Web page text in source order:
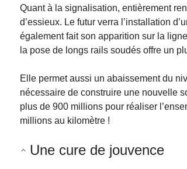
Quant à la signalisation, entièrement
d’essieux. Le futur verra l’installation
également fait son apparition sur la
la pose de longs rails soudés offre un
Elle permet aussi un abaissement du
nécessaire de construire une nouvelle
plus de 900 millions pour réaliser
millions au kilomètre !
Une cure de jouvence